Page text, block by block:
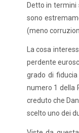
Detto in termini
sono
(meno
La cosa
perdente
grado di
numero 1 della
creduto che
scelto uno dei